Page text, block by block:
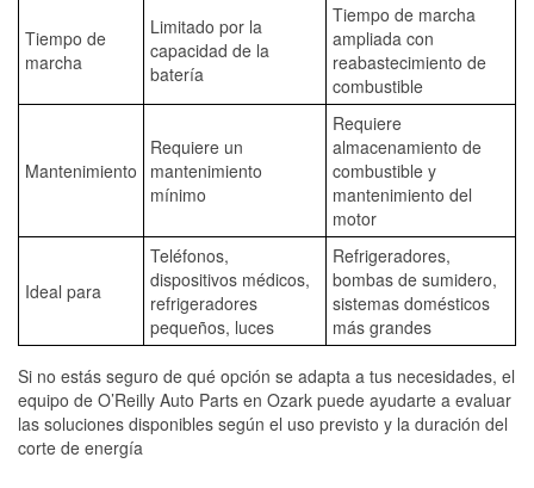
Tiempo de
marcha
Limitado por la
capacidad de la
batería
Tiempo de marcha
ampliada con
reabastecimiento de
combustible
Mantenimiento
Requiere un
mantenimiento
mínimo
Requiere
almacenamiento de
combustible y
mantenimiento del
motor
Ideal para
Teléfonos,
dispositivos médicos,
refrigeradores
pequeños, luces
Refrigeradores,
bombas de sumidero,
sistemas domésticos
más grandes
Si no estás seguro de qué opción se adapta a tus necesidades, el
equipo de O’Reilly Auto Parts en Ozark puede ayudarte a evaluar
las soluciones disponibles según el uso previsto y la duración del
corte de energía